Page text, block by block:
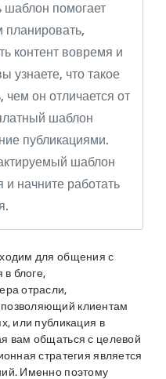
шаблон помогает
планировать,
контент вовремя и
узнаете, что такое
он отличается от
шаблон
публикациями.
шаблон
и начните работать
для общения с
в блоге,
отрасли,
клиентам
или публикация в
вам общаться с целевой
стратегия является
Именно поэтому